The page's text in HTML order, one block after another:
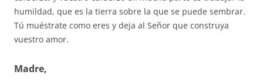
humildad, que es la tierra sobre la que se puede sembrar.
Tú muéstrate como eres y deja al Señor que construya
vuestro amor.
Madre,